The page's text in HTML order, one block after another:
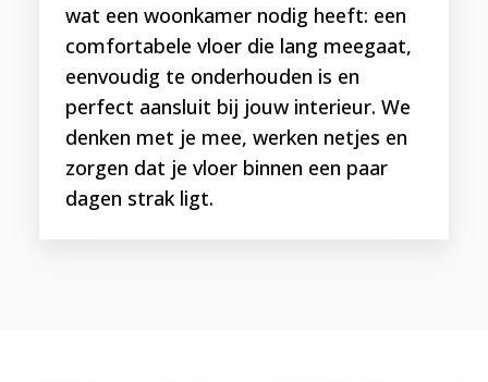
Een gietvloer in de woonkamer is natuurlijk
prachtig, maar wist je dat een gietvloer voor
veel meer ruimtes geschikt is? Zo voorzien we
regelmatig een badkamer, keuken, hal of
bedrijfsruimte van een gietvloer. Het mooie
van een gietvloer is dat we deze naadloos
kunnen plaatsen, wat betekent dat we
wat een woonkamer nodig heeft: een
comfortabele vloer die lang meegaat,
eenvoudig te onderhouden is en
perfect aansluit bij jouw interieur. We
denken met je mee, werken netjes en
zorgen dat je vloer binnen een paar
dagen strak ligt.